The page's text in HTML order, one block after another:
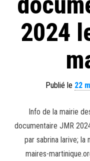
2024
Publié le 22
Info de la mairie
documentaire JMR
par sabrina larive; la
maires-